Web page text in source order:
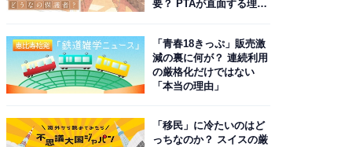
要？ PTAが直面する理想
「青春18きっぷ」販売激
減の裏に何が？ 連続利用
の厳格化だけではない
「本当の理由」
「移民」に冷たいのはど
っちなのか？ スイスの厳